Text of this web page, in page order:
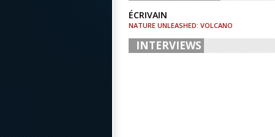
ÉCRIVAIN
NATURE UNLEASHED: VOLCANO
INTERVIEWS